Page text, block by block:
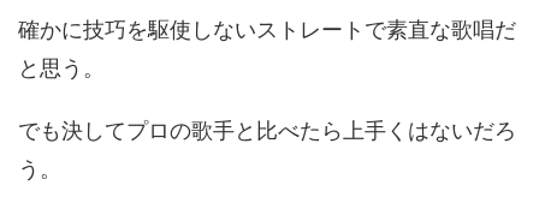
確かに技巧を駆使しないストレートで素直な歌唱だ
と思う。
でも決してプロの歌手と比べたら上手くはないだろ
う。